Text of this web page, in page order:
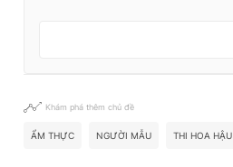
Khám phá thêm chủ đề
ẨM THỰC NGƯỜI MẪU THI HOA HẬU